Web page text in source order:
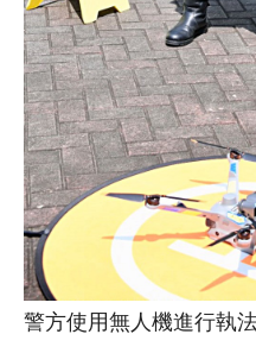
警方使用無人機進行執